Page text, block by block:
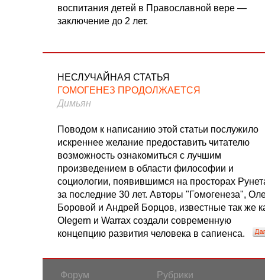
воспитания детей в Православной вере —
заключение до 2 лет.
НЕСЛУЧАЙНАЯ СТАТЬЯ
ГОМОГЕНЕЗ ПРОДОЛЖАЕТСЯ
Димьян
Поводом к написанию этой статьи послужило
искреннее желание предоставить читателю
возможность ознакомиться с лучшим
произведением в области философии и
социологии, появившимся на просторах
за последние 30 лет. Авторы "Гомогенеза",
Боровой и Андрей Борцов, известные так же
Olegern и Warrax создали современную
концепцию развития человека в сапиенса.
Форум Рубрики